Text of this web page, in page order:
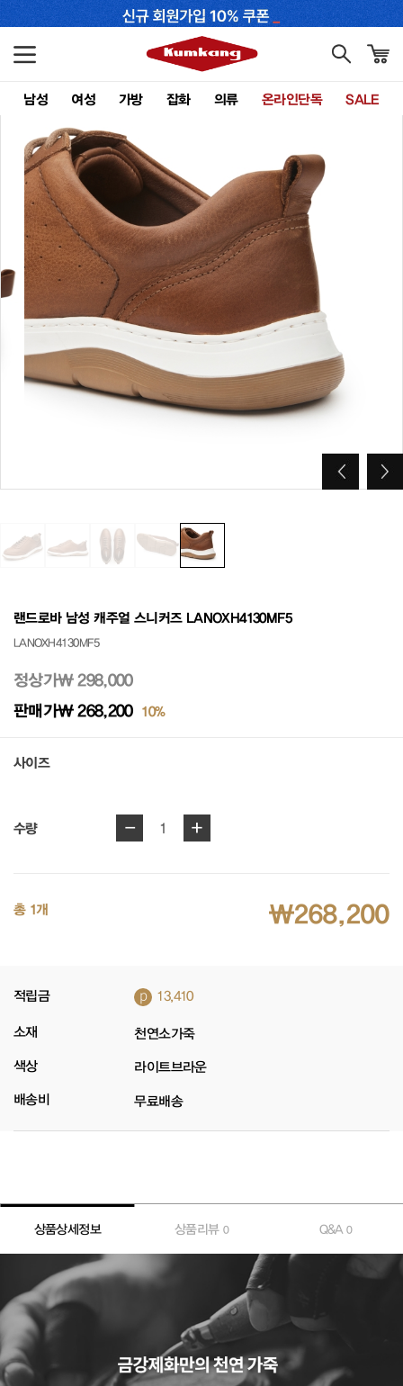
남성 여성 가방 잡화 의류 온라인단독 SALE
랜드로바 남성 캐주얼 스니커즈 LANOXH4130MF5
LANOXH4130MF5
정상가₩ 298,000
판매가₩ 268,200 10%
사이즈
수량 - 1 +
총 1개 ₩268,200
적립금 p 13,410
소재 천연소가죽
색상 라이트브라운
배송비 무료배송
상품상세정보 상품리뷰 0 Q&A0